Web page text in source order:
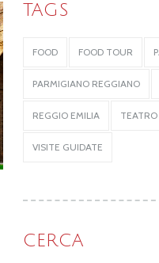
TAGS
FOOD FOOD TOUR
PARMIGIANO REGGIANO
REGGIO EMILIA TEATRO
VISITE GUIDATE
CERCA